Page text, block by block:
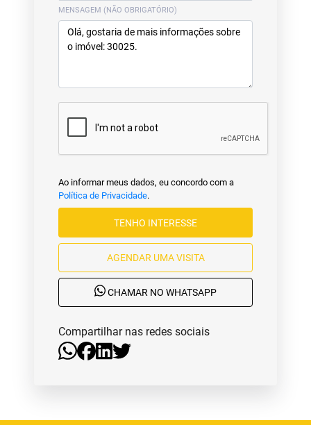
MENSAGEM (NÃO OBRIGATÓRIO)
Ao informar meus dados, eu concordo com a
Política de Privacidade.
TENHO INTERESSE
AGENDAR UMA VISITA
CHAMAR NO WHATSAPP
Compartilhar nas redes sociais